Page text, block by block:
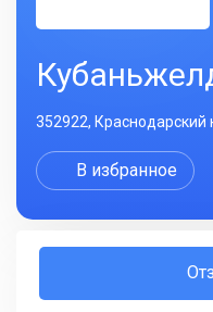
352922,
В избранное